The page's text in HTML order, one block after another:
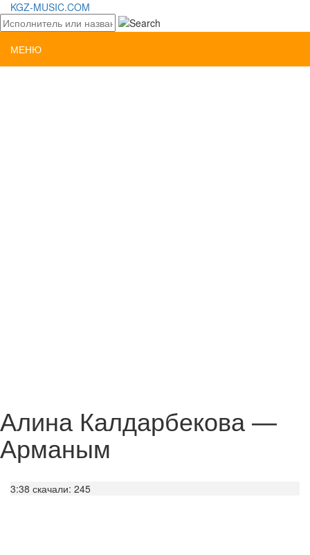
KGZ-MUSIC.COM
МЕНЮ
Алина Калдарбекова —
Арманым
3:38 скачали: 245